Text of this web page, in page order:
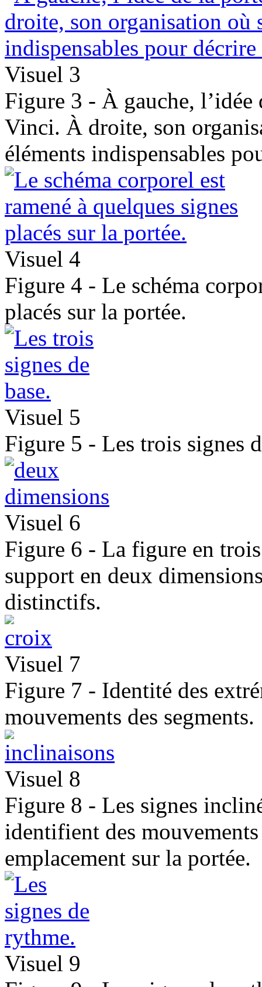
Visuel 3
Figure 3 - À gauche, l’idée
Vinci. À droite, son
éléments indispensables
Visuel 4
Figure 4 - Le schéma
placés sur la portée.
Visuel 5
Figure 5 - Les trois signes
Visuel 6
Figure 6 - La figure en
support en deux
distinctifs.
Visuel 7
Figure 7 - Identité des
mouvements des segments.
Visuel 8
Figure 8 - Les signes
identifient des
emplacement sur la portée.
Visuel 9